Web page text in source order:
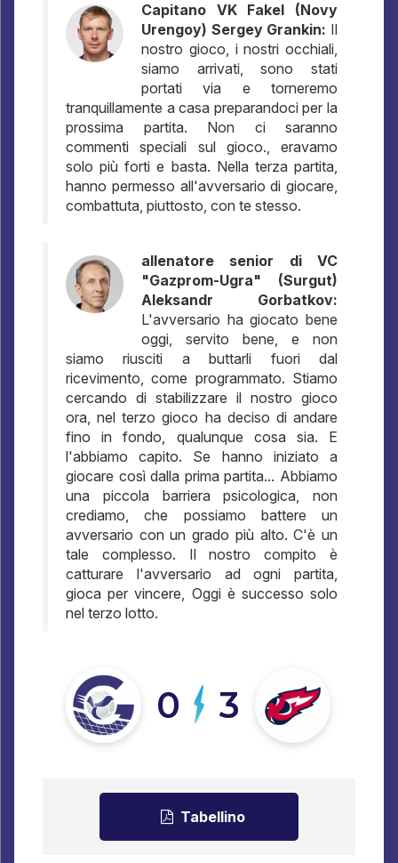
Capitano VK Fakel (Novy
Urengoy) Sergey Grankin: Il
nostro gioco, i nostri occhiali,
siamo arrivati, sono stati
portati via e torneremo
tranquillamente a casa preparandoci per la
prossima partita. Non ci saranno
commenti speciali sul gioco., eravamo
solo più forti e basta. Nella terza partita,
hanno permesso all'avversario di giocare,
combattuta, piuttosto, con te stesso.
allenatore senior di VC
"Gazprom-Ugra" (Surgut)
Aleksandr Gorbatkov:
L'avversario ha giocato bene
oggi, servito bene, e non
siamo riusciti a buttarli fuori dal
ricevimento, come programmato. Stiamo
cercando di stabilizzare il nostro gioco
ora, nel terzo gioco ha deciso di andare
fino in fondo, qualunque cosa sia. E
l'abbiamo capito. Se hanno iniziato a
giocare così dalla prima partita... Abbiamo
una piccola barriera psicologica, non
crediamo, che possiamo battere un
avversario con un grado più alto. C'è un
tale complesso. Il nostro compito è
catturare l'avversario ad ogni partita,
gioca per vincere, Oggi è successo solo
nel terzo lotto.
0 3
Tabellino